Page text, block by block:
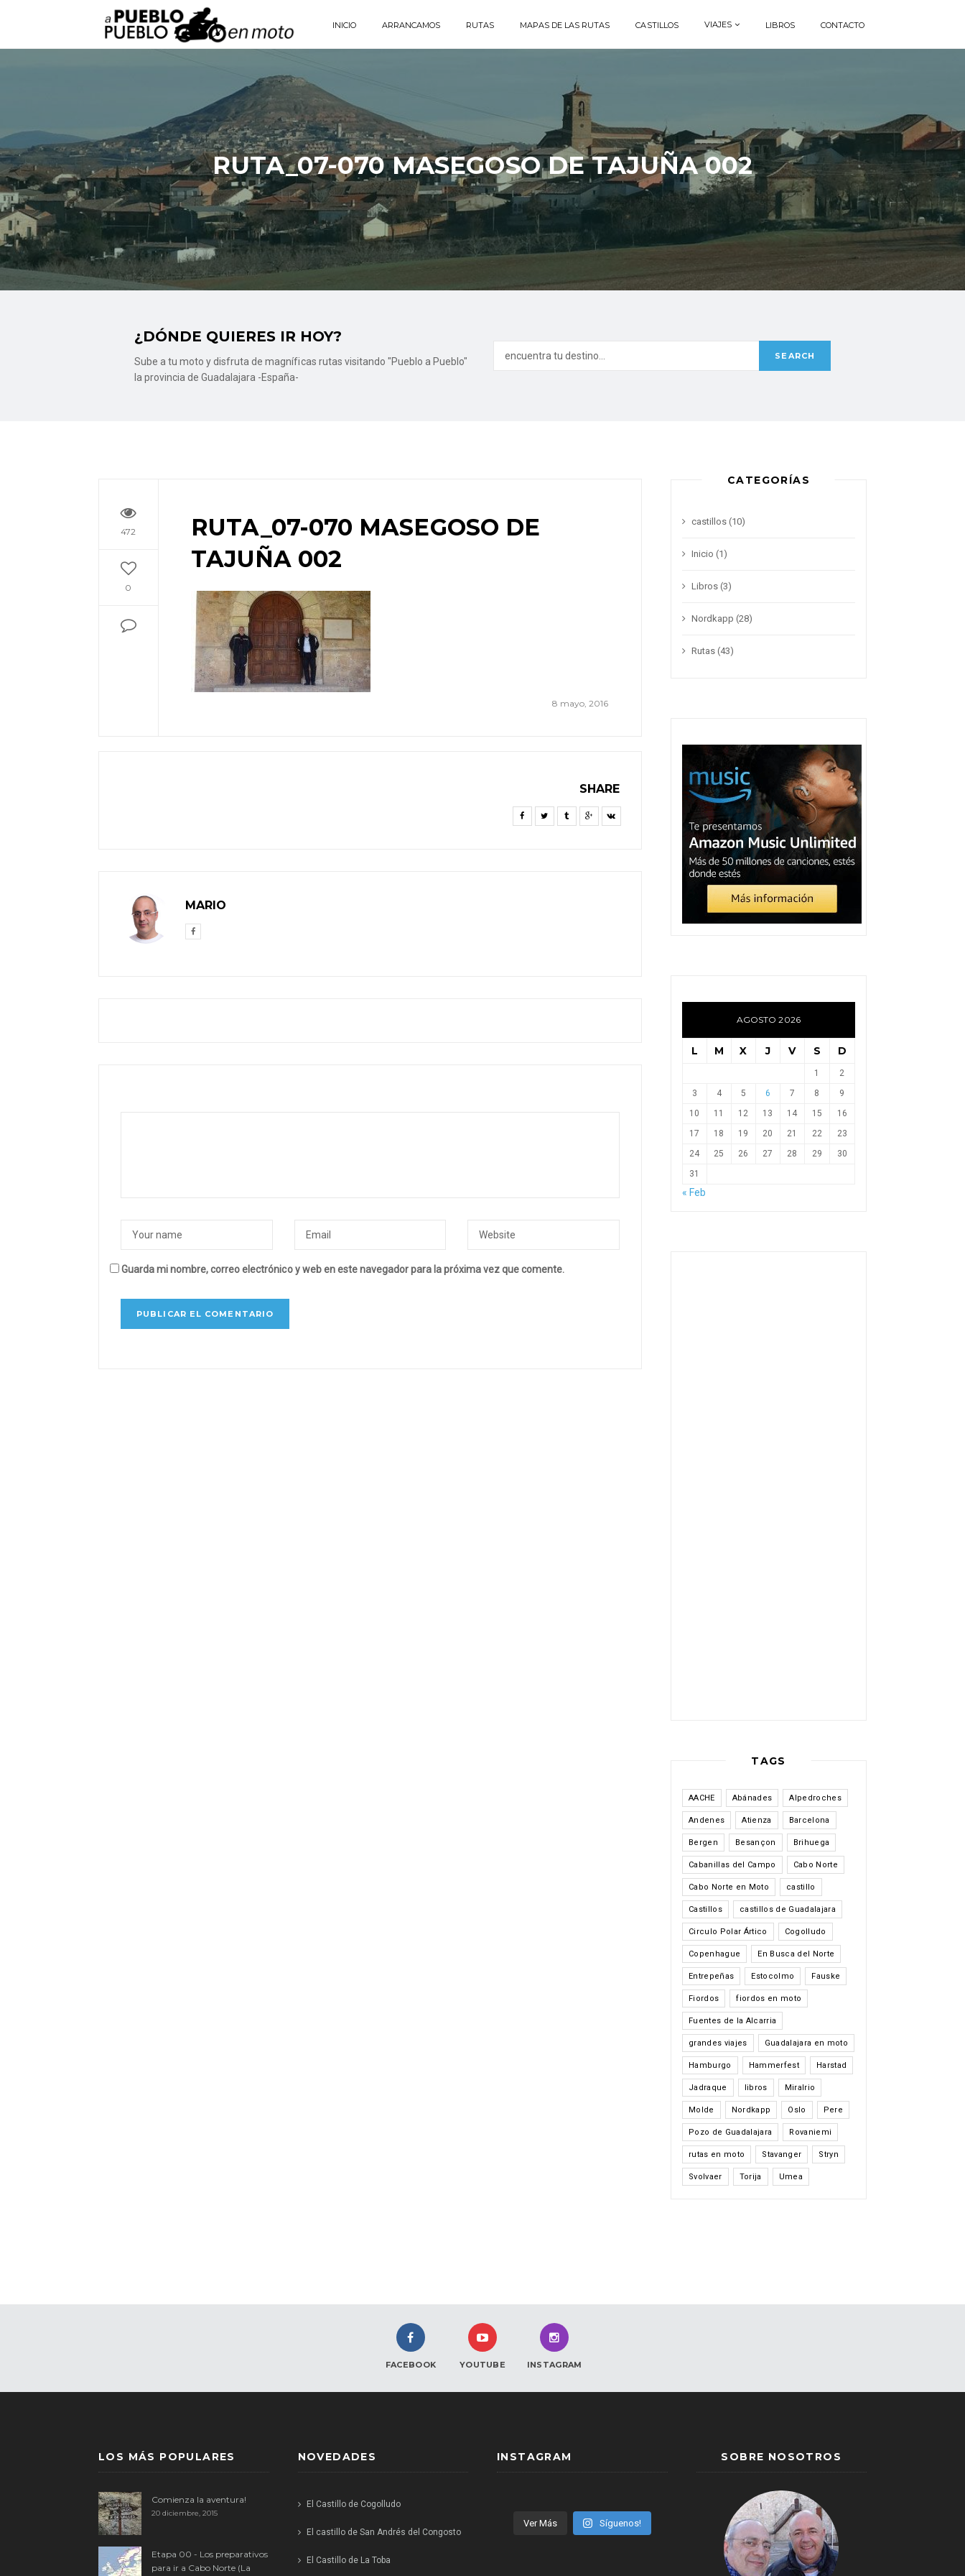
INICIO ARRANCAMOS RUTAS MAPAS DE LAS RUTAS CASTILLOS VIAJES LIBROS CONTACTO
RUTA_07-070 MASEGOSO DE TAJUÑA 002
¿DÓNDE QUIERES IR HOY?
Sube a tu moto y disfruta de magníficas rutas visitando "Pueblo a Pueblo"
la provincia de Guadalajara -España-
RUTA_07-070 MASEGOSO DE
TAJUÑA 002
472
0
8 mayo, 2016
SHARE
MARIO
Guarda mi nombre, correo electrónico y web en este navegador para la próxima vez que comente.
CATEGORÍAS
castillos (10)
Inicio (1)
Libros (3)
Nordkapp (28)
Rutas (43)
AGOSTO 2026
L M X J V S D
1
2
3
4 5 6 7 8
9
10
11 12 13 14 15
16
17
18 19 20 21 22
23
24
25 26 27 28 29
30
31
« Feb
TAGS
AACHE Abánades Alpedroches
Andenes Atienza Barcelona
Bergen Besançon Brihuega
Cabanillas del Campo Cabo Norte
Cabo Norte en Moto castillo
Castillos castillos de Guadalajara
Circulo Polar Ártico Cogolludo
Copenhague En Busca del Norte
Entrepeñas Estocolmo Fauske
Fiordos fiordos en moto
Fuentes de la Alcarria
grandes viajes Guadalajara en moto
Hamburgo Hammerfest Harstad
Jadraque libros Miralrio
Molde Nordkapp Oslo Pere
Pozo de Guadalajara Rovaniemi
rutas en moto Stavanger Stryn
Svolvaer Torija Umea
FACEBOOK YOUTUBE INSTAGRAM
LOS MÁS POPULARES
Comienza la aventura!
20 diciembre, 2015
Etapa 00 - Los preparativos
para ir a Cabo Norte (La
NOVEDADES
El Castillo de Cogolludo
El castillo de San Andrés del Congosto
El Castillo de La Toba
INSTAGRAM
Ver Más Síguenos!
SOBRE NOSOTROS